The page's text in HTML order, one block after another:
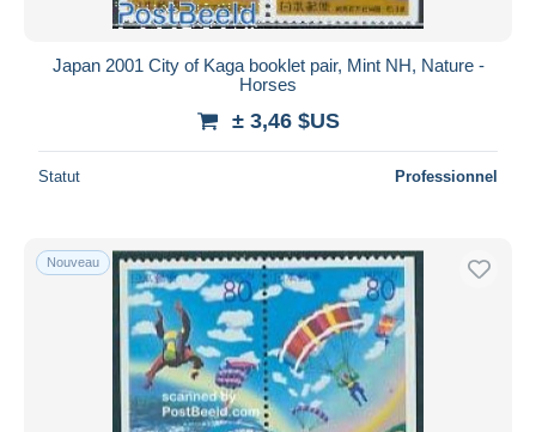
Japan 2001 City of Kaga booklet pair, Mint NH, Nature -
Horses
± 3,46 $US
Statut Professionnel
Nouveau